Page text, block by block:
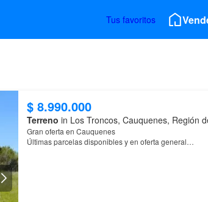
Tus favoritos
$ 8.990.000
Terreno in Los Troncos, Cauquenes, Región
Gran oferta en Cauquenes
Últimas parcelas disponibles y en oferta general